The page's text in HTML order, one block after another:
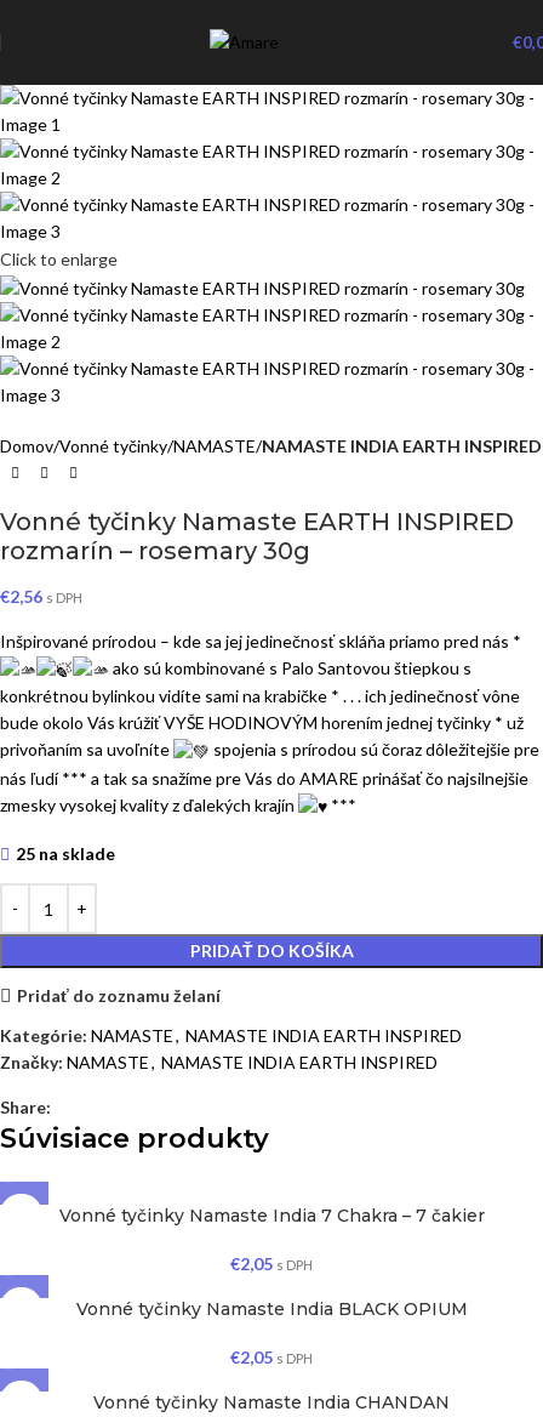
€
Click to enlarge
Domov Vonné tyčinky NAMASTE NAMASTE INDIA EARTH INSPIRED
Vonné tyčinky Namaste EARTH INSPIRED
rozmarín – rosemary 30g
€2,56 s DPH
Inšpirované prírodou – kde sa jej jedinečnosť skláňa priamo pred nás *
ako sú kombinované s Palo Santovou štiepkou s
konkrétnou bylinkou vidíte sami na krabičke * . . . ich jedinečnosť vône
bude okolo Vás krúžiť VYŠE HODINOVÝM horením jednej tyčinky * už
privoňaním sa uvoľníte
spojenia s prírodou sú čoraz dôležitejšie pre
nás ľudí *** a tak sa snažíme pre Vás do AMARE prinášať čo najsilnejšie
zmesky vysokej kvality z ďalekých krajín
***
25 na sklade
PRIDAŤ DO KOŠÍKA
Pridať do zoznamu želaní
Kategórie: NAMASTE, NAMASTE INDIA EARTH INSPIRED
Značky: NAMASTE, NAMASTE INDIA EARTH INSPIRED
Share:
Súvisiace produkty
Vonné tyčinky Namaste India 7 Chakra – 7 čakier
€2,05 s DPH
Vonné tyčinky Namaste India BLACK OPIUM
€2,05 s DPH
Vonné tyčinky Namaste India CHANDAN